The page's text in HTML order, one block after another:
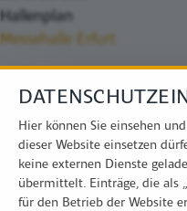
Hallenplan
Messehalle Erfurt
Hier können Sie einsehen
dieser Website einsetzen
keine externen Dienste
übermittelt. Einträge, die als
für den Betrieb der Website